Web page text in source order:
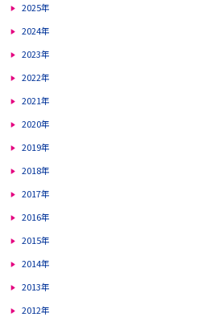
2025年
2024年
2023年
2022年
2021年
2020年
2019年
2018年
2017年
2016年
2015年
2014年
2013年
2012年